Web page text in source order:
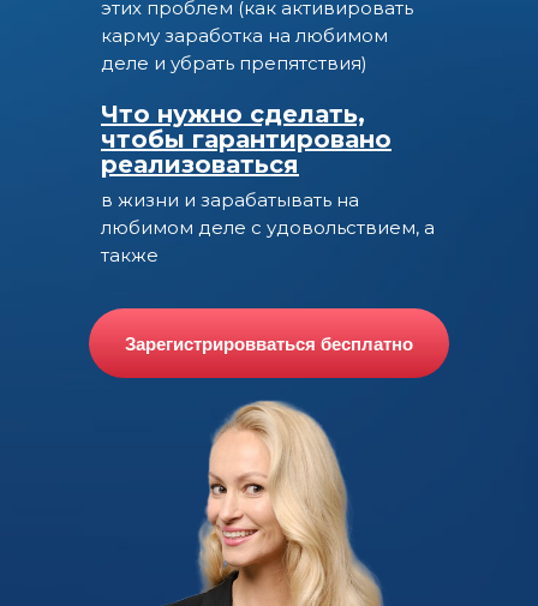
этих проблем (как активировать
карму заработка на любимом
деле и убрать препятствия)
Что нужно сделать,
чтобы гарантировано
реализоваться
в жизни и зарабатывать на
любимом деле с удовольствием, а
также
Зарегистрировваться бесплатно